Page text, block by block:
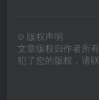
© 版权声明
文章版权归作者所
犯了您的版权，请